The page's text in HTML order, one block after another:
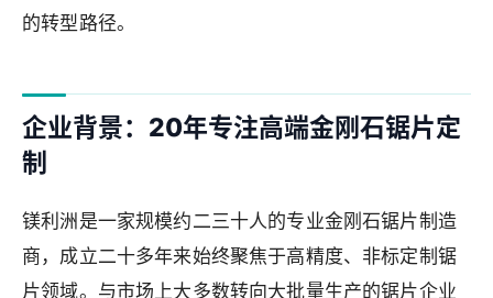
的转型路径。
企业背景：20年专注高端金刚石锯片定
制
镁利洲是一家规模约二三十人的专业金刚石锯片制造
商，成立二十多年来始终聚焦于高精度、非标定制锯
片领域。与市场上大多数转向大批量生产的锯片企业